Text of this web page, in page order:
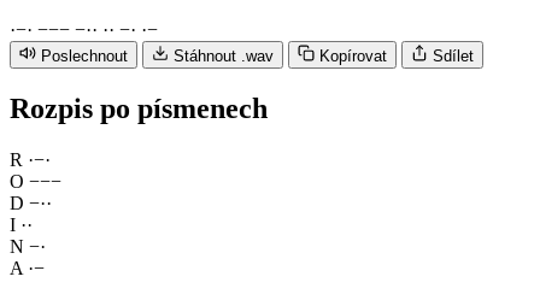
·−· −−− −·· ·· −· ·−
Poslechnout Stáhnout .wav Kopírovat Sdílet
Rozpis po písmenech
R ·−·
O −−−
D −··
I ··
N −·
A ·−